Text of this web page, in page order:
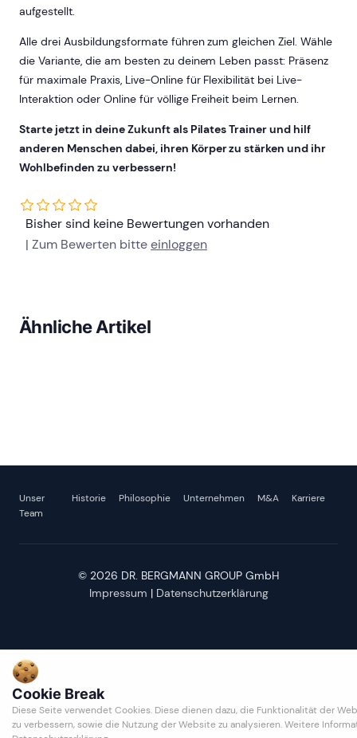
aufgestellt.
Alle drei Ausbildungsformate führen zum gleichen Ziel. Wähle
die Variante, die am besten zu deinem Leben passt: Präsenz
für maximale Praxis, Live-Online für Flexibilität bei Live-
Interaktion oder Online für völlige Freiheit beim Lernen.
Starte jetzt in deine Zukunft als Pilates Trainer und hilf
anderen Menschen dabei, ihren Körper zu stärken und ihr
Wohlbefinden zu verbessern!
Bisher sind keine Bewertungen vorhanden
| Zum Bewerten bitteeinloggen
Ähnliche Artikel
Unser
Team
Historie Philosophie Unternehmen M&A Karriere
© 2026 DR. BERGMANN GROUP GmbH
Impressum | Datenschutzerklärung
Cookie Break
Diese Seite verwendet Cookies. Diese dienen dazu, die Funktionalität der
zu verbessern, sowie die Nutzung der Website zu analysieren. Weitere